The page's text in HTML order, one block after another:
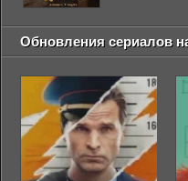
Обновления сериалов